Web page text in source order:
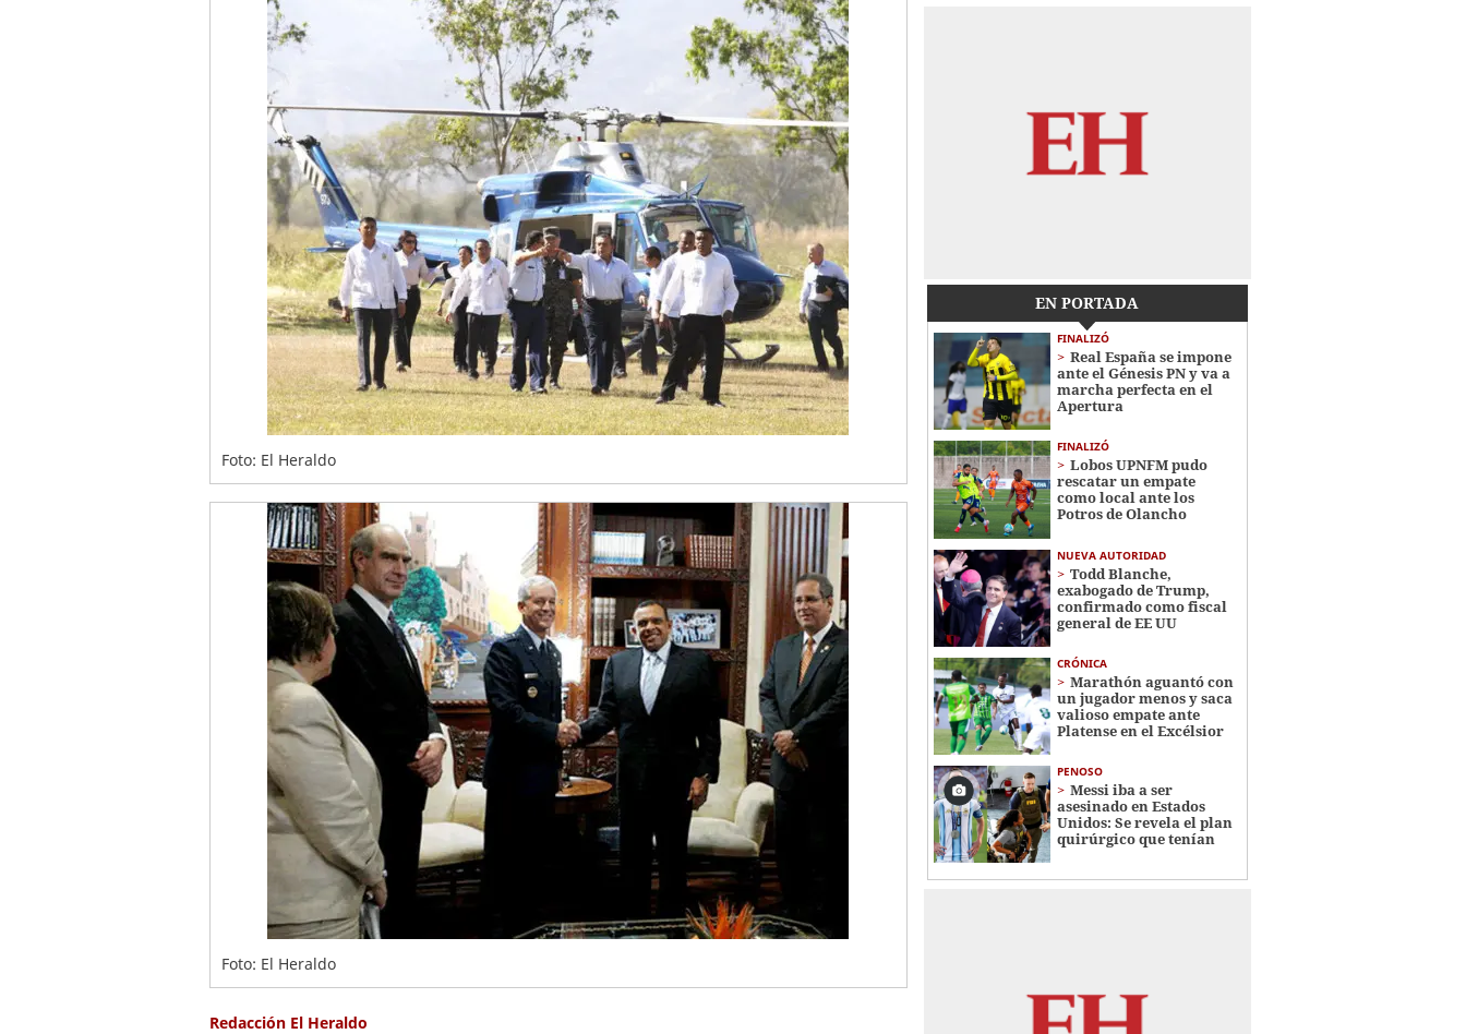
Foto: El Heraldo
Foto: El Heraldo
Redacción El Heraldo
EN PORTADA
FINALIZÓ
Real España se impone
ante el Génesis PN y va a
marcha perfecta en el
Apertura
FINALIZÓ
Lobos UPNFM pudo
rescatar un empate
como local ante los
Potros de Olancho
NUEVA AUTORIDAD
Todd Blanche,
exabogado de Trump,
confirmado como fiscal
general de EE UU
CRÓNICA
Marathón aguantó con
un jugador menos y saca
valioso empate ante
Platense en el Excélsior
PENOSO
Messi iba a ser
asesinado en Estados
Unidos: Se revela el plan
quirúrgico que tenían